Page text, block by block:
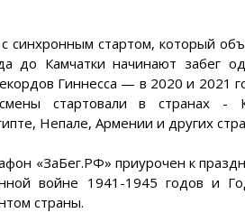
синхронным стартом, который
до Камчатки начинают забег
Гиннесса — в 2020 и 2021
стартовали в странах -
Непале, Армении и других
«ЗаБег.РФ» приурочен к
войне 1941-1945 годов и
страны.